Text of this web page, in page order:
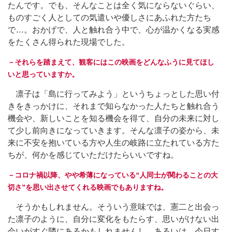
たんです。でも、そんなことは全く気にならないぐらい、
ものすごく人としての気遣いや優しさにあふれた方たち
で…。おかげで、人と触れ合う中で、心が温かくなる実感
をたくさん得られた現場でした。
－それらを踏まえて、観客にはこの映画をどんなふうに見てほし
いと思っていますか。
凛子は「島に行ってみよう」というちょっとした思い付
きをきっかけに、それまで知らなかった人たちと触れ合う
機会や、新しいことを知る機会を得て、自分の未来に対し
て少し前向きになっていきます。そんな凛子の姿から、未
来に不安を抱いている方や人生の岐路に立たれている方た
ちが、何かを感じていただけたらいいですね。
－コロナ禍以降、やや希薄になっている“人同士が関わることの大
切さ”を思い出させてくれる映画でもありますね。
そうかもしれません。そういう意味では、憲二と出会っ
た凛子のように、自分に変化をもたらす、思いがけない出